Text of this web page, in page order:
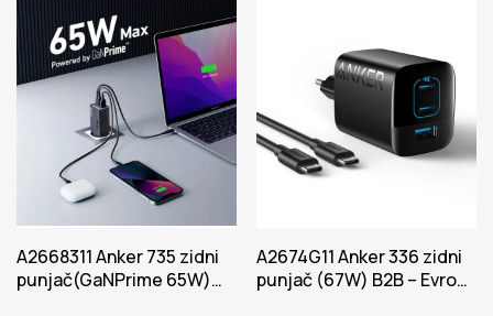
A2668311 Anker 735 zidni
punjač(GaNPrime 65W)
A2674G11 Anker 336 zidni
punjač (67W) B2B – Evropa